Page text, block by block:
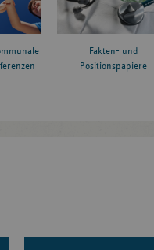
Fakten- und
Positionspapiere